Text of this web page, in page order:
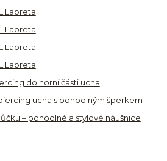
Labreta
Labreta
Labreta
Labreta
do horní části ucha
ucha s pohodlným šperkem
– pohodlné a stylové náušnice